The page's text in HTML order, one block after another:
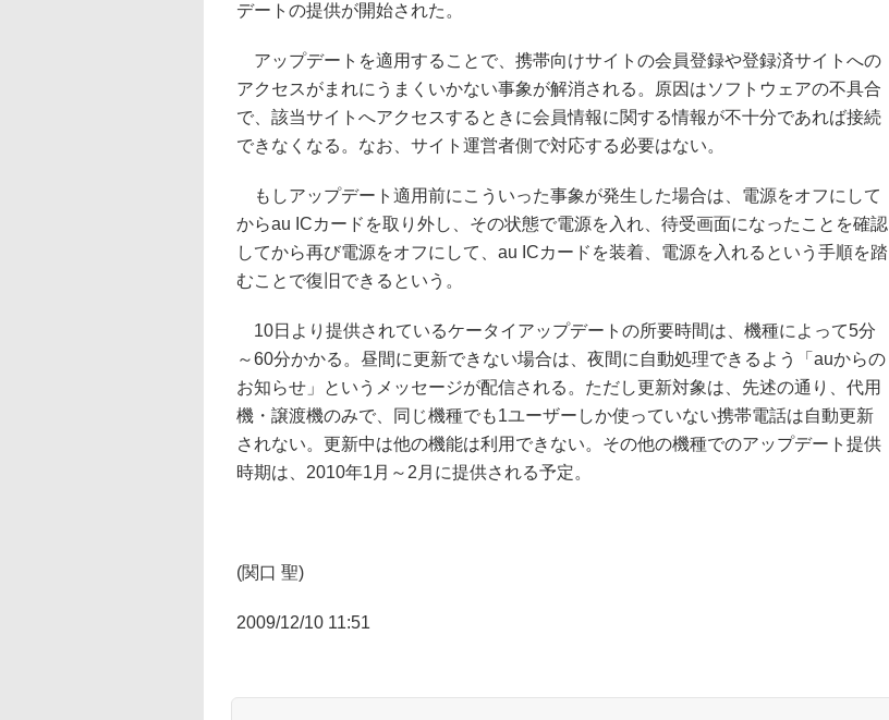
デートの提供が開始された。
アップデートを適用することで、携帯向けサイトの会員登録や登録済サイトへの
アクセスがまれにうまくいかない事象が解消される。原因はソフトウェアの不具合
で、該当サイトへアクセスするときに会員情報に関する情報が不十分であれば接続
できなくなる。なお、サイト運営者側で対応する必要はない。
もしアップデート適用前にこういった事象が発生した場合は、電源をオフにして
からau ICカードを取り外し、その状態で電源を入れ、待受画面になったことを確認
してから再び電源をオフにして、au ICカードを装着、電源を入れるという手順を踏
むことで復旧できるという。
10日より提供されているケータイアップデートの所要時間は、機種によって5分
～60分かかる。昼間に更新できない場合は、夜間に自動処理できるよう「auからの
お知らせ」というメッセージが配信される。ただし更新対象は、先述の通り、代用
機・譲渡機のみで、同じ機種でも1ユーザーしか使っていない携帯電話は自動更新
されない。更新中は他の機能は利用できない。その他の機種でのアップデート提供
時期は、2010年1月～2月に提供される予定。
(関口 聖)
2009/12/10 11:51